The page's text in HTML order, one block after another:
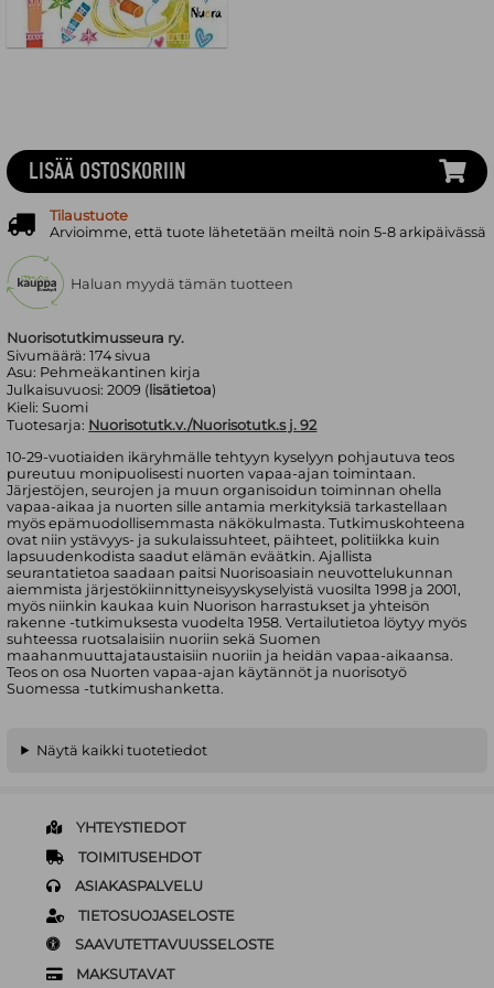
Nuorisotutkimusseura ry.
Sivumäärä:174sivua
Asu: Pehmeäkantinen kirja
Julkaisuvuosi:2009 ( lisätietoa)
Kieli:Suomi
Tuotesarja: Nuorisotutk.v./Nuorisotutk.s j. 92
10-29-vuotiaiden ikäryhmälle tehtyyn kyselyyn pohjautuva teos
pureutuu monipuolisesti nuorten vapaa-ajan toimintaan.
Järjestöjen, seurojen ja muun organisoidun toiminnan ohella
vapaa-aikaa ja nuorten sille antamia merkityksiä tarkastellaan
myös epämuodollisemmasta näkökulmasta. Tutkimuskohteena
ovat niin ystävyys- ja sukulaissuhteet, päihteet, politiikka kuin
lapsuudenkodista saadut elämän eväätkin. Ajallista
seurantatietoa saadaan paitsi Nuorisoasiain neuvottelukunnan
aiemmista järjestökiinnittyneisyyskyselyistä vuosilta 1998 ja 2001,
myös niinkin kaukaa kuin Nuorison harrastukset ja yhteisön
rakenne -tutkimuksesta vuodelta 1958. Vertailutietoa löytyy myös
suhteessa ruotsalaisiin nuoriin sekä Suomen
maahanmuuttajataustaisiin nuoriin ja heidän vapaa-aikaansa.
Teos on osa Nuorten vapaa-ajan käytännöt ja nuorisotyö
Suomessa -tutkimushanketta.
LISÄÄ OSTOSKORIIN
Tilaustuote
Arvioimme, että tuote lähetetään meiltä noin 5-8 arkipäivässä
Haluan myydä tämän tuotteen
Näytä kaikki tuotetiedot
YHTEYSTIEDOT
TOIMITUSEHDOT
ASIAKASPALVELU
TIETOSUOJASELOSTE
SAAVUTETTAVUUSSELOSTE
MAKSUTAVAT